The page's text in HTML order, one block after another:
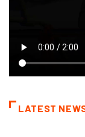
LATEST